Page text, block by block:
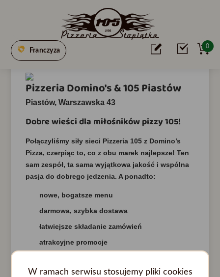
Franczyza
0
Pizzeria Domino's & 105 Piastów
Piastów, Warszawska 43
Dobre wieści dla miłośników pizzy 105!
Połączyliśmy siły sieci Pizzeria 105 z Domino’s
Pizza, czerpiąc to, co z obu marek najlepsze! Ten
sam zespół, ta sama wyjątkowa jakość i wspólna
pasja do dobrego jedzenia. A ponadto:
nowe, bogatsze menu
darmowa, szybka dostawa
łatwiejsze składanie zamówień
atrakcyjne promocje
W ramach serwisu stosujemy pliki cookies